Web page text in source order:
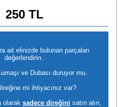
250 TL
ait elinizde bulunan parçaları
değerlendirin..
ve Dubası duruyor mu..
mi ihtiyacınız var?
olarak sadece direğini satın alın,